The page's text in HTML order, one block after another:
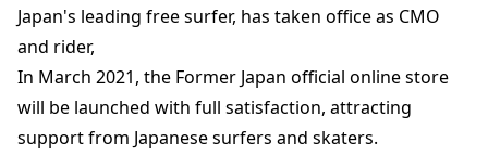
Japan's leading free surfer, has taken office as CMO
and rider,
In March 2021, the Former Japan official online store
will be launched with full satisfaction, attracting
support from Japanese surfers and skaters.